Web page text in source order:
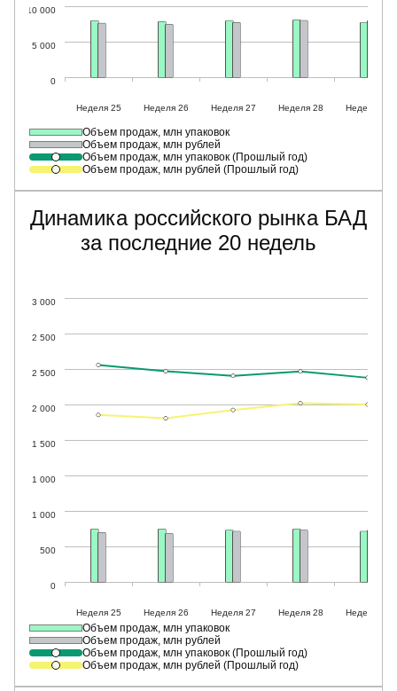
Объем продаж, млн упаковок
Объем продаж, млн рублей
Объем продаж, млн упаковок (Прошлый год)
Объем продаж, млн рублей (Прошлый год)
Динамика российского рынка БАД
за последние 20 недель
Объем продаж, млн упаковок
Объем продаж, млн рублей
Объем продаж, млн упаковок (Прошлый год)
Объем продаж, млн рублей (Прошлый год)